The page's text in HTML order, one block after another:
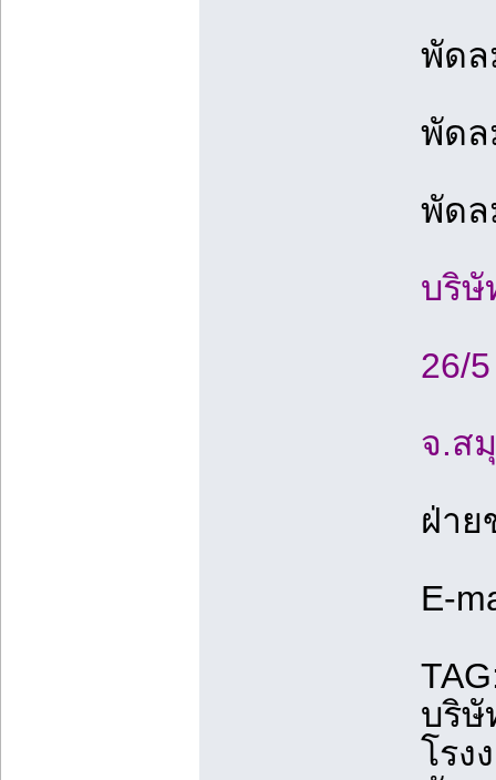
พัดล
พัดล
พัดล
บริษั
26/
จ.ส
ฝ่าย
E-
บริษั
โรง